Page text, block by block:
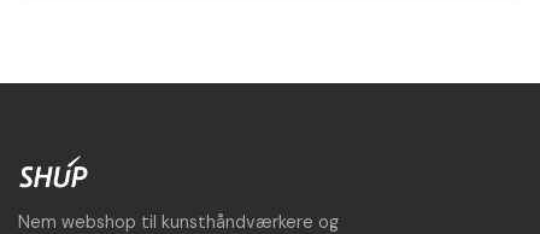
Nem webshop til kunsthåndværkere og